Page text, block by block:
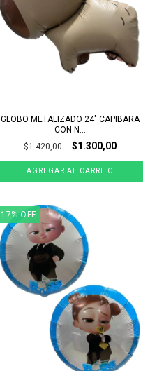
GLOBO METALIZADO 24" CAPIBARA
CON N...
$1.420,00
$1.300,00
17%OFF